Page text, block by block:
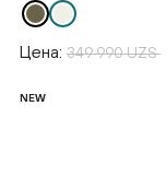
Цена: 349 990 UZS
NEW